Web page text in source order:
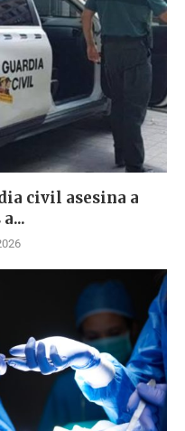
civil asesina a